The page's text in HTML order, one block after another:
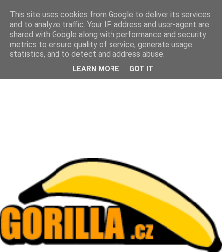
This site uses cookies from Google to deliver its services
and to analyze traffic. Your IP address and user-agent are
shared with Google along with performance and security
metrics to ensure quality of service, generate usage
statistics, and to detect and address abuse.
LEARN MORE GOT IT